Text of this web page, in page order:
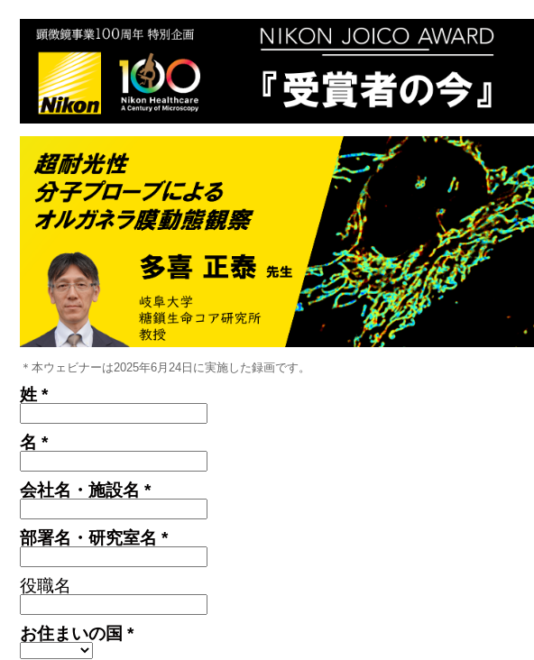
＊本ウェビナーは2025年6月24日に実施した録画です。
姓 *
名 *
会社名・施設名 *
部署名・研究室名 *
役職名
お住まいの国 *